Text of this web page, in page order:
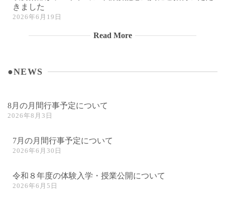
きました
2026年6月19日
Read More
●NEWS
8月の月間行事予定について
2026年8月3日
7月の月間行事予定について
2026年6月30日
令和８年度の体験入学・授業公開について
2026年6月5日